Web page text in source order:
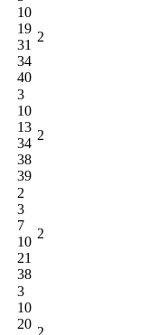
10
19
31
34
40
2
3
10
13
34
38
39
2
2
3
7
10
21
38
2
3
10
20
2